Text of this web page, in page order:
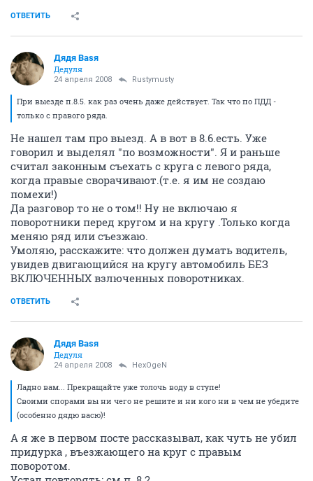
ОТВЕТИТЬ
Дядя Ваsя
Дедуля
24 апреля 2008 Rustymusty
При выезде п.8.5. как раз очень даже действует. Так что по ПДД -
только с правого ряда.
Не нашел там про выезд. А в вот в 8.6.есть. Уже
говорил и выделял "по возможности". Я и раньше
считал законным съехать с круга с левого ряда,
когда правые сворачивают.(т.е. я им не создаю
помехи!)
Да разговор то не о том!! Ну не включаю я
поворотники перед кругом и на кругу .Только когда
меняю ряд или съезжаю.
Умоляю, расскажите: что должен думать водитель,
увидев двигающийся на кругу автомобиль БЕЗ
ВКЛЮЧЕННЫХ взлюченных поворотниках.
ОТВЕТИТЬ
Дядя Ваsя
Дедуля
24 апреля 2008 HexOgeN
Ладно вам... Прекращайте уже толочь воду в ступе!
Своими спорами вы ни чего не решите и ни кого ни в чем не убедите
(особенно дядю васю)!
А я же в первом посте рассказывал, как чуть не убил
придурка , въезжающего на круг с правым
поворотом.